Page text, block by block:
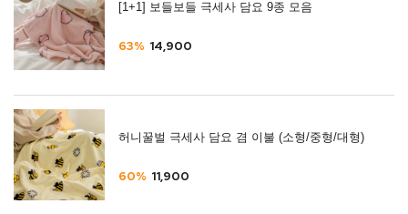
[1+1] 보들보들 극세사 담요 9종 모음
63% 14,900
허니꿀벌 극세사 담요 겸 이불 (소형/중형/대형)
60% 11,900